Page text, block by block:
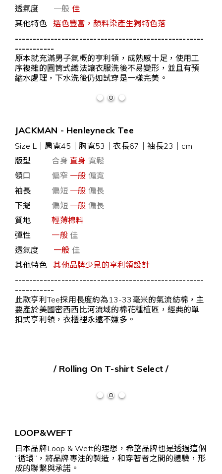
透氣度
一般 佳
其他特色 選色豐富，顏料染產生獨特色落
-----------------------------------------------------
-----------
原本就充滿男子氣概的亨利領，成熟感十足，使用工
序複雜的圓筒式織法讓衣服洗後不易變形，並且有預
縮水處理，下水洗後仍如試穿是一樣完美。
JACKMAN - Henleyneck Tee
Size L｜肩寬45｜胸寬53｜衣長67｜袖長23｜cm
版型 合身 直身 寬鬆
領口
偏窄 一般 偏寬
袖長 偏短 一般 偏長
下擺 偏短 一般 偏長
質地輕薄棉料
彈性 一般佳
透氣度
一般 佳
其他特色 其他品牌少見的亨利領設計
-----------------------------------------------------
-----------
此款亨利Tee採用長度約為13-33毫米的氣流紡棉，主
要產於美國密西西比河流域的棉花種植區，經典的單
扣式亨利領，衣櫃裡永遠不嫌多。
/ Rolling On T-shirt Select /
LOOP&WEFT
日本品牌Loop & Weft的理想，希望品牌也是透過這個
“循環”，將品牌專注的製造，和穿著者之間的體驗，形
成的聯繫與承諾。